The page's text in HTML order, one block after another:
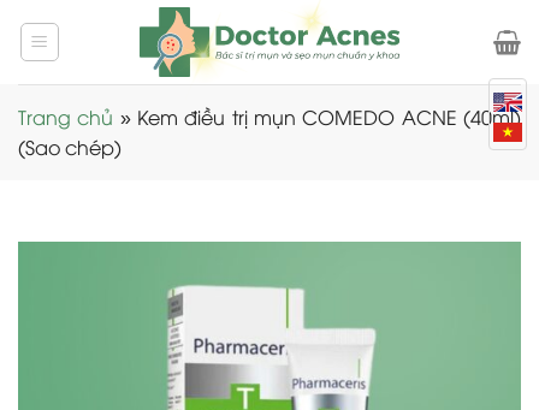
Trang chủ » Kem điều trị mụn COMEDO ACNE (40ml)
(Sao chép)